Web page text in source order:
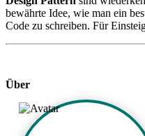
bewährte Idee, wie man ein
Code zu schreiben. Für
Über